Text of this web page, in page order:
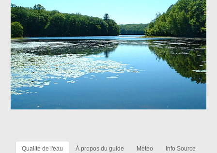
Qualité de l'eau À propos du guide Météo Info Source